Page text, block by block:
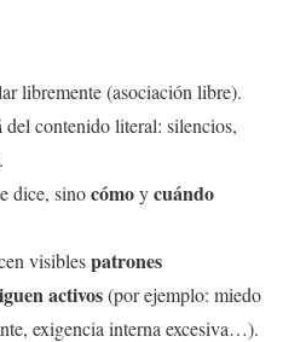
libremente (asociación libre).
del contenido literal: silencios,
dice, sinocómoycuándo
visiblespatrones
activos(por ejemplo: miedo
exigencia interna excesiva…).